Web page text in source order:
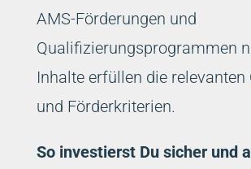
AMS-Förderungen und
Qualifizierungsprogrammen
Inhalte erfüllen die relevanten
und Förderkriterien.
So investierst Du sicher und